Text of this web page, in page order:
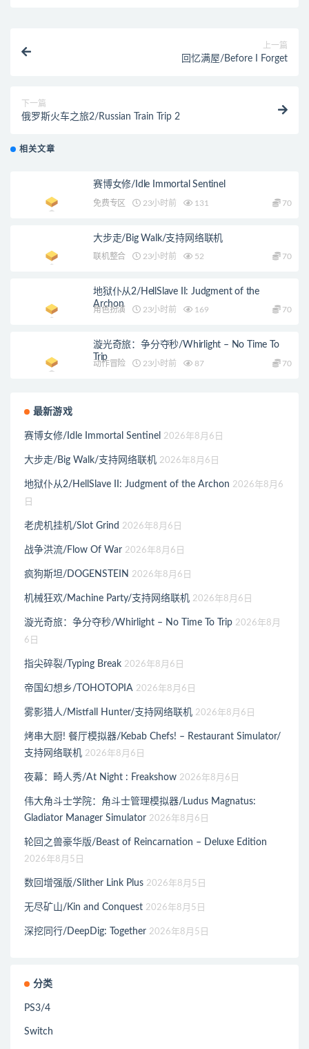
上一篇
回忆满屋/Before I Forget
下一篇
俄罗斯火车之旅2/Russian Train Trip 2
相关文章
赛博女修/Idle Immortal Sentinel
免费专区 23小时前 131 70
大步走/Big Walk/支持网络联机
联机整合 23小时前 52 70
地狱仆从2/HellSlave II: Judgment of the
Archon
角色扮演 23小时前 169 70
漩光奇旅：争分夺秒/Whirlight – No Time To
Trip
动作冒险 23小时前 87 70
最新游戏
赛博女修/Idle Immortal Sentinel 2026年8月6日
大步走/Big Walk/支持网络联机 2026年8月6日
地狱仆从2/HellSlave II: Judgment of the Archon 2026年8月6
日
老虎机挂机/Slot Grind 2026年8月6日
战争洪流/Flow Of War 2026年8月6日
疯狗斯坦/DOGENSTEIN 2026年8月6日
机械狂欢/Machine Party/支持网络联机 2026年8月6日
漩光奇旅：争分夺秒/Whirlight – No Time To Trip 2026年8月
6日
指尖碎裂/Typing Break 2026年8月6日
帝国幻想乡/TOHOTOPIA 2026年8月6日
雾影猎人/Mistfall Hunter/支持网络联机 2026年8月6日
烤串大厨! 餐厅模拟器/Kebab Chefs! – Restaurant Simulator/
支持网络联机 2026年8月6日
夜幕：畸人秀/At Night : Freakshow 2026年8月6日
伟大角斗士学院：角斗士管理模拟器/Ludus Magnatus:
Gladiator Manager Simulator 2026年8月6日
轮回之兽豪华版/Beast of Reincarnation – Deluxe Edition
2026年8月5日
数回增强版/Slither Link Plus 2026年8月5日
无尽矿山/Kin and Conquest 2026年8月5日
深挖同行/DeepDig: Together 2026年8月5日
分类
PS3/4
Switch